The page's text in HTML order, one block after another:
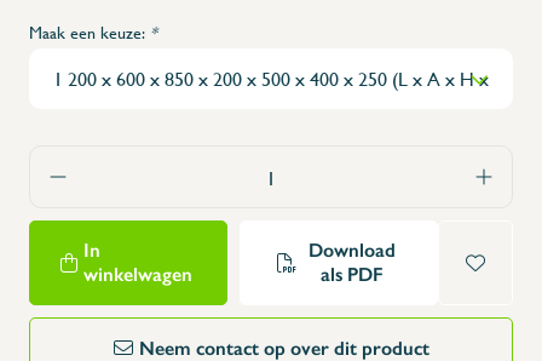
Maak een keuze: *
In
winkelwagen
Download
als PDF
Neem contact op over dit product